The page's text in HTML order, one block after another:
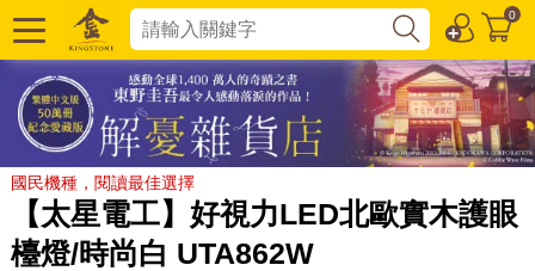
0
國民機種，閱讀最佳選擇
【太星電工】好視力LED北歐實木護眼
檯燈/時尚白 UTA862W